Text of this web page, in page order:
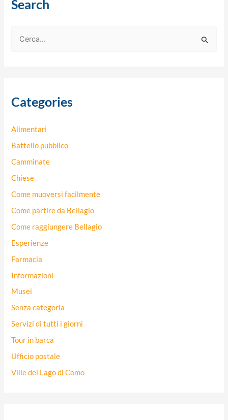
Search
a
Categories
Alimentari
Battello pubblico
Camminate
Chiese
Come muoversi facilmente
Come partire da Bellagio
Come raggiungere Bellagio
Esperienze
Farmacia
Informazioni
Musei
Senza categoria
Servizi di tutti i giorni
Tour in barca
Ufficio postale
Ville del Lago di Como